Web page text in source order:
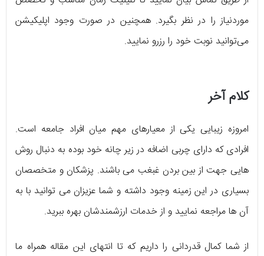
موردنیاز را در نظر بگیرد. همچنین در صورت وجود اپلیکیشن
می‌توانید نوبت خود را رزرو نمایید.
کلام آخر
امروزه زیبایی یکی از معیارهای مهم میان افراد جامعه است.
افرادی که دارای چربی اضافه در زیر چانه خود بوده به دنبال روش
هایی جهت از بین بردن غبغب می باشند. پزشکان و متخصصان
بسیاری در این زمینه وجود داشته و شما عزیزان می توانید با به
آن ها مراجعه نمایید و از خدمات ارزشمندشان بهره ببرید.
از شما کمال قدردانی را داریم که تا انتهای این مقاله همراه ما